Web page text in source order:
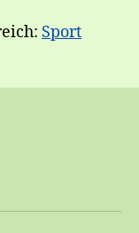
Sport